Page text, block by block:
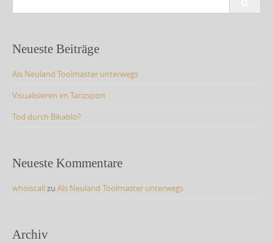
c
f
r
Neueste Beiträge
Als Neuland Toolmaster unterwegs
Visualisieren im Tanzsport
Tod durch Bikablo?
Neueste Kommentare
whoiscall zu Als Neuland Toolmaster unterwegs
Archiv